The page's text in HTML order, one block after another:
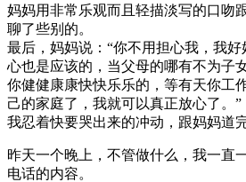
妈妈用非常乐观而且轻描淡写的口吻
聊了些别的。
最后，妈妈说：“你不用担心我，我
心也是应该的，当父母的哪有不为子
你健健康康快快乐乐的，等有天你工
己的家庭了，我就可以真正放心了。”
我忍着快要哭出来的冲动，跟妈妈道
昨天一个晚上，不管做什么，我一直
电话的内容。